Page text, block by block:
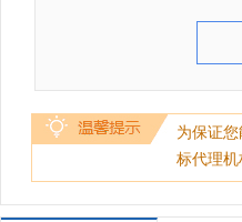
为保证
标代理机